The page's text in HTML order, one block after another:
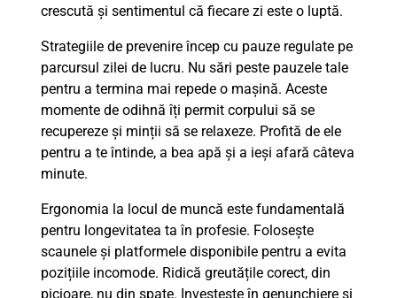
crescută și sentimentul că fiecare zi este o luptă.
Strategiile de prevenire încep cu pauze regulate pe
parcursul zilei de lucru. Nu sări peste pauzele tale
pentru a termina mai repede o mașină. Aceste
momente de odihnă îți permit corpului să se
recupereze și minții să se relaxeze. Profită de ele
pentru a te întinde, a bea apă și a ieși afară câteva
minute.
Ergonomia la locul de muncă este fundamentală
pentru longevitatea ta în profesie. Folosește
scaunele și platformele disponibile pentru a evita
pozițiile incomode. Ridică greutățile corect, din
picioare, nu din spate. Investește în genunchiere și